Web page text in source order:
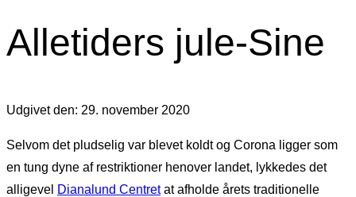
Alletiders jule-Sine
Udgivet den: 29. november 2020
Selvom det pludselig var blevet koldt og Corona ligger som
en tung dyne af restriktioner henover landet, lykkedes det
alligevel Dianalund Centretat afholde årets traditionelle